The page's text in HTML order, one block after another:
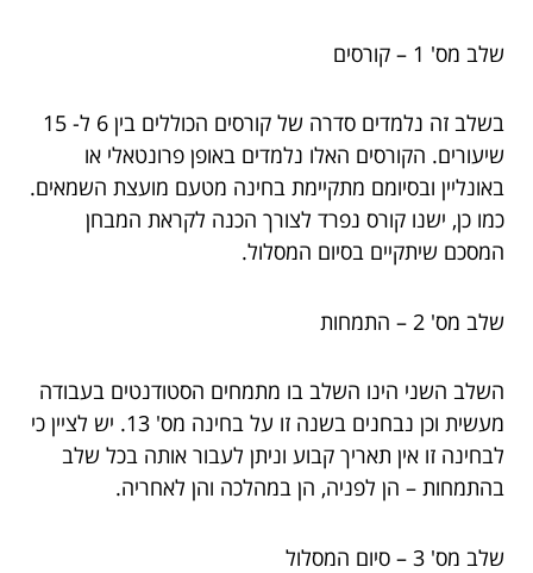
שלב מס' 1 – קורסים
בשלב זה נלמדים סדרה של קורסים הכוללים בין 6 ל- 15
שיעורים. הקורסים האלו נלמדים באופן פרונטאלי או
באונליין ובסיומם מתקיימת בחינה מטעם מועצת השמאים.
כמו כן, ישנו קורס נפרד לצורך הכנה לקראת המבחן
המסכם שיתקיים בסיום המסלול.
שלב מס' 2 – התמחות
השלב השני הינו השלב בו מתמחים הסטודנטים בעבודה
מעשית וכן נבחנים בשנה זו על בחינה מס' 13. יש לציין כי
לבחינה זו אין תאריך קבוע וניתן לעבור אותה בכל שלב
בהתמחות – הן לפניה, הן במהלכה והן לאחריה.
שלב מס' 3 – סיום המסלול